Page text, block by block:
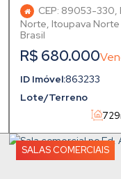
Lote/Terreno
R$ 680.000
863233
CEP: 89053-330,
Norte, Itoupava Norte
Brasil
SALAS COMERCIAIS